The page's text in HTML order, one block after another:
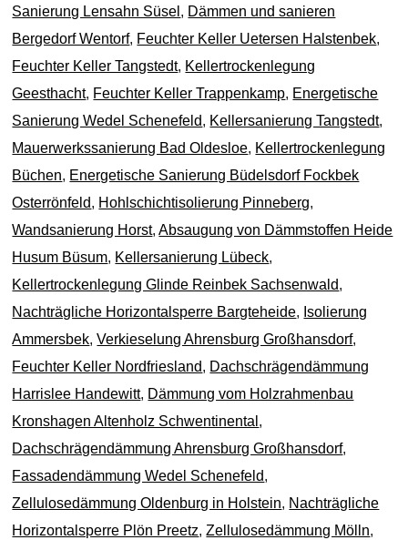
Sanierung Lensahn Süsel , Dämmen und sanieren
Bergedorf Wentorf, Feuchter Keller Uetersen Halstenbek,
Feuchter Keller Tangstedt, Kellertrockenlegung
Geesthacht, Feuchter Keller Trappenkamp, Energetische
Sanierung Wedel Schenefeld, Kellersanierung Tangstedt,
Mauerwerkssanierung Bad Oldesloe, Kellertrockenlegung
Büchen, Energetische Sanierung Büdelsdorf Fockbek
Osterrönfeld, Hohlschichtisolierung Pinneberg,
Wandsanierung Horst,Absaugung von Dämmstoffen Heide
Husum Büsum, Kellersanierung Lübeck,
Kellertrockenlegung Glinde Reinbek Sachsenwald,
Nachträgliche Horizontalsperre Bargteheide, Isolierung
Ammersbek,Verkieselung Ahrensburg Großhansdorf,
Feuchter Keller Nordfriesland, Dachschrägendämmung
Harrislee Handewitt, Dämmung vom Holzrahmenbau
Kronshagen Altenholz Schwentinental ,
Dachschrägendämmung Ahrensburg Großhansdorf,
Fassadendämmung Wedel Schenefeld,
Zellulosedämmung Oldenburg in Holstein, Nachträgliche
Horizontalsperre Plön Preetz,Zellulosedämmung Mölln,